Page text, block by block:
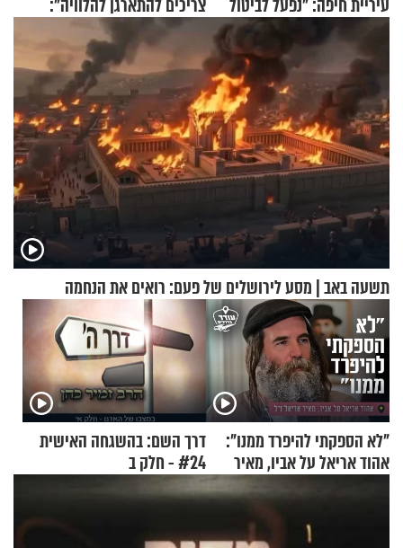
עיריית חיפה: ״נפעל לביטול
ברית הערים התאומות״
צריכים להתארגן להלוויה":
זוגיות במבחן, הפעם עם מרים
וגד דנינו
תשעה באב | מסע לירושלים של פעם: רואים את הנחמה
"לא הספקתי להיפרד ממנו":
אהוד אריאל על אביו, מאיר
דרך השם: בהשגחה האישית
#24 - חלק ב